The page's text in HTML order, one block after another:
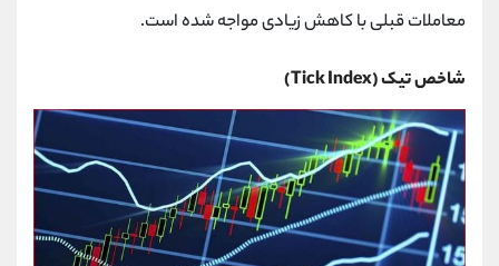
معاملات قبلی با کاهش زیادی مواجه شده است.
شاخص تیک (Tick Index
)